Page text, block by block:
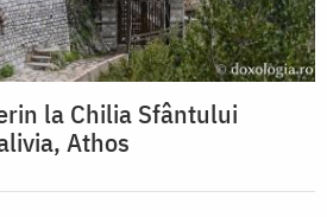
la Chilia Sfântului
Athos